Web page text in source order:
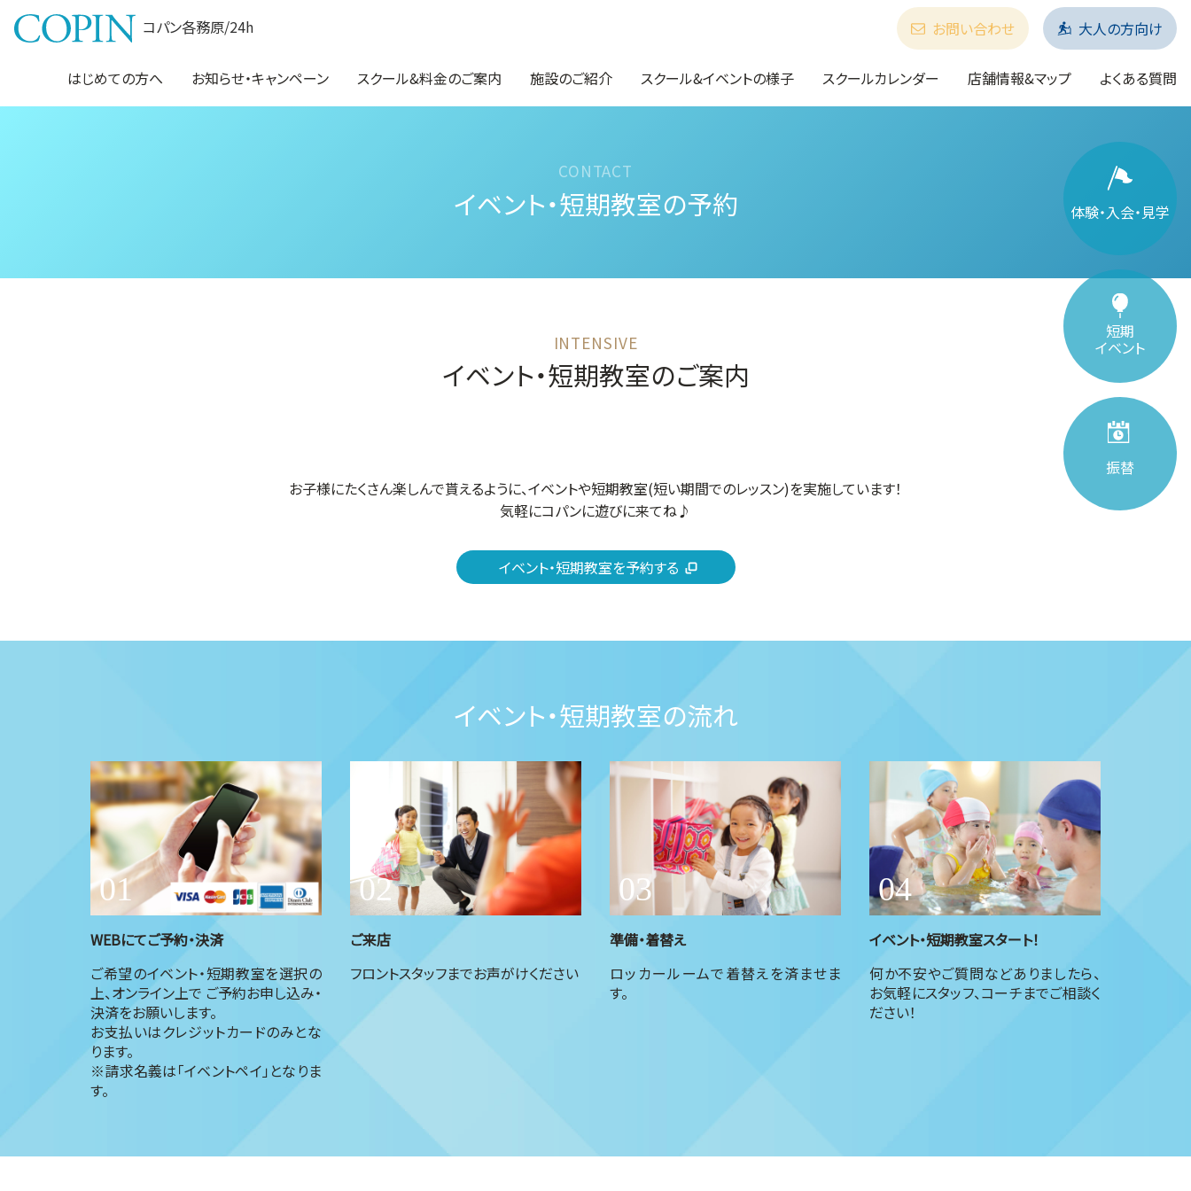
コパン各務原/24h
はじめての方へ お知らせ・キャンペーン スクール&料金のご案内 施設のご紹介 スクール&イベントの様子 スクールカレンダー 店舗情報&マップ よくある質問
お問い合わせ 大人の方向け
イベント・短期教室の予約
イベント・短期教室のご案内
お子様にたくさん楽しんで貰えるように、イベントや短期教室(短い期間でのレッスン)を実施しています！
気軽にコパンに遊びに来てね♪
イベント・短期教室を予約する
イベント・短期教室の流れ
WEBにてご予約・決済
ご希望のイベント・短期教室を選択の
上、オンライン上で ご予約お申し込み・
決済をお願いします。
お支払いはクレジットカードのみとな
ります。
※請求名義は「イベントペイ」となりま
す。
ご来店
フロントスタッフまでお声がけください
準備・着替え
ロッカールームで着替えを済ませま
す。
イベント・短期教室スタート！
何か不安やご質問などありましたら、
お気軽にスタッフ、コーチまでご相談く
ださい！
体験・入会・見学
短期
イベント
振替